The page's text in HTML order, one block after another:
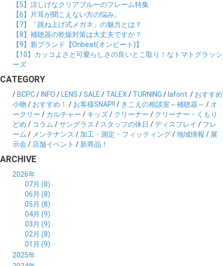
【5】涼しげなクリアブルーのフレーム特集
【6】片耳が聞こえない方の悩み。
【7】「跳ね上げ式メガネ」の魅力とは？
【8】補聴器の乾燥対策は大丈夫ですか？
【9】新ブランド【Onbeat(オンビート)】
【10】カッコよさと可愛らしさの良いとこ取り！なトマトグラッシ
ーズ
CATEGORY
/ BCPC/ INFO / LENS /SALE / TALEX / TURNING / lafont. / おすすめ
小物 / おすすめ！ / お客様SNAP!! / きこえの相談室～補聴器～ / オ
ークリー / カルチャー / キッズ/ クリーナー / クリーナー・くもり
どめ / コラム /サングラス / スタッフの休日 /ディスプレイ / フレ
ーム / メンテナンス / 加工・測定・フィッティング/地域情報 / 展
示会 / 店舗イベント / 新商品！
ARCHIVE
2026年
07月 (8)
06月 (8)
05月 (8)
04月 (9)
03月 (9)
02月 (8)
01月 (9)
2025年